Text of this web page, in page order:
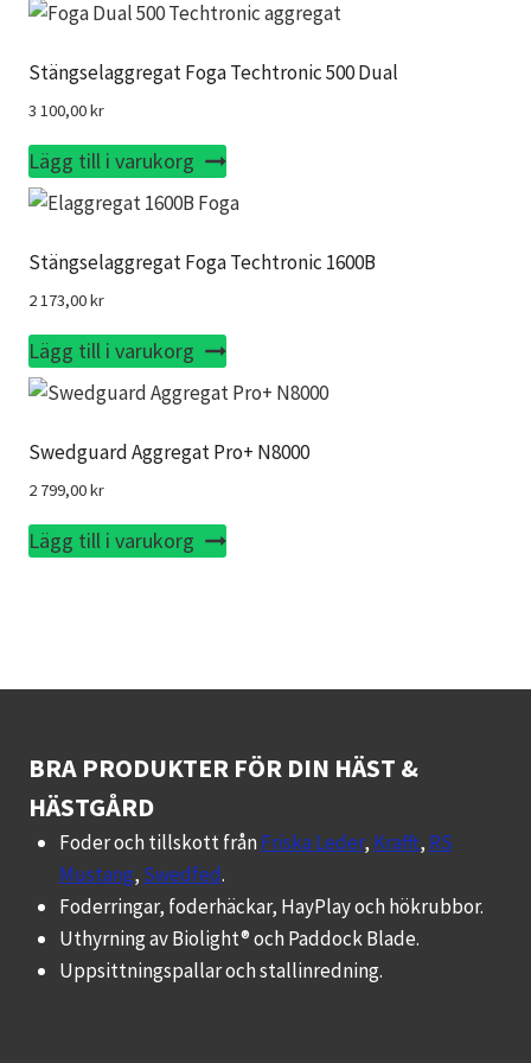
Stängselaggregat Foga Techtronic 500 Dual
3 100,00kr
Lägg till i varukorg
Stängselaggregat Foga Techtronic 1600B
2 173,00kr
Lägg till i varukorg
Swedguard Aggregat Pro+ N8000
2 799,00kr
Lägg till i varukorg
BRA PRODUKTER FÖR DIN HÄST &
HÄSTGÅRD
Foder och tillskott frånFriska Leder, Krafft, RS
Mustang, Swedfed.
Foderringar, foderhäckar, HayPlay och hökrubbor.
Uthyrning av Biolight® och Paddock Blade.
Uppsittningspallar och stallinredning.